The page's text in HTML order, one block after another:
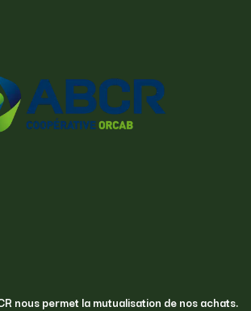
nous permet la mutualisation de nos achats.